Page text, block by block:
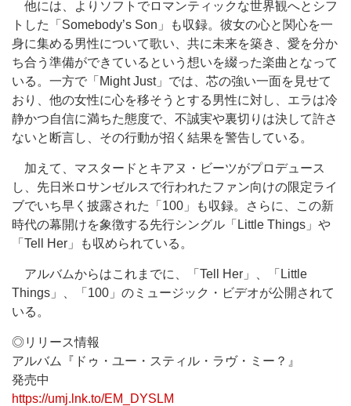
他には、よりソフトでロマンティックな世界観へとシフ
トした「Somebody’s Son」も収録。彼女の心と関心を一
身に集める男性について歌い、共に未来を築き、愛を分か
ち合う準備ができているという想いを綴った楽曲となって
いる。一方で「Might Just」では、芯の強い一面を見せて
おり、他の女性に心を移そうとする男性に対し、エラは冷
静かつ自信に満ちた態度で、不誠実や裏切りは決して許さ
ないと断言し、その行動が招く結果を警告している。
加えて、マスタードとキアヌ・ビーツがプロデュース
し、先日米ロサンゼルスで行われたファン向けの限定ライ
ブでいち早く披露された「100」も収録。さらに、この新
時代の幕開けを象徴する先行シングル「Little Things」や
「Tell Her」も収められている。
アルバムからはこれまでに、「Tell Her」、「Little
Things」、「100」のミュージック・ビデオが公開されて
いる。
◎リリース情報
アルバム『ドゥ・ユー・スティル・ラヴ・ミー？』
発売中
https://umj.lnk.to/EM_DYSLM